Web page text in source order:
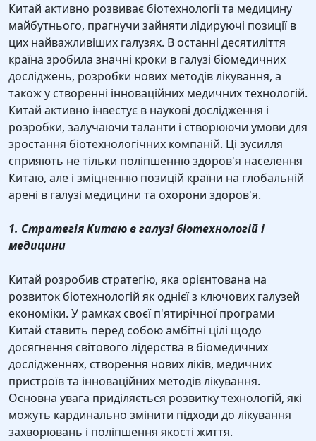
Китай активно розвиває біотехнології та медицину
майбутнього, прагнучи зайняти лідируючі позиції в
цих найважливіших галузях. В останні десятиліття
країна зробила значні кроки в галузі біомедичних
досліджень, розробки нових методів лікування, а
також у створенні інноваційних медичних технологій.
Китай активно інвестує в наукові дослідження і
розробки, залучаючи таланти і створюючи умови для
зростання біотехнологічних компаній. Ці зусилля
сприяють не тільки поліпшенню здоров'я населення
Китаю, але і зміцненню позицій країни на глобальній
арені в галузі медицини та охорони здоров'я.
1. Стратегія Китаю в галузі біотехнологій і
медицини
Китай розробив стратегію, яка орієнтована на
розвиток біотехнологій як однієї з ключових галузей
економіки. У рамках своєї п'ятирічної програми
Китай ставить перед собою амбітні цілі щодо
досягнення світового лідерства в біомедичних
дослідженнях, створення нових ліків, медичних
пристроїв та інноваційних методів лікування.
Основна увага приділяється розвитку технологій, які
можуть кардинально змінити підходи до лікування
захворювань і поліпшення якості життя.